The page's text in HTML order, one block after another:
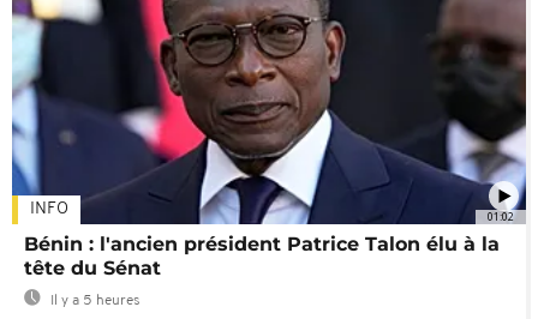
01:02
INFO
Bénin : l'ancien président Patrice Talon élu à la
tête du Sénat
Il y a 5 heures